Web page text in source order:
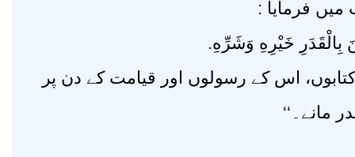
فرمایا :
بِالْقَدَرِ خَيْرِهِ وَشَرِّهِ.
اس کے رسولوں اور قیامت کے دن پر
مانے۔‘‘